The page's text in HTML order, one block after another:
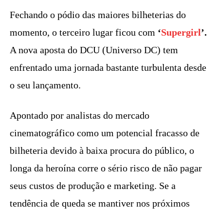
Fechando o pódio das maiores bilheterias do
momento, o terceiro lugar ficou com ‘Supergirl’.
A nova aposta do DCU (Universo DC) tem
enfrentado uma jornada bastante turbulenta desde
o seu lançamento.
Apontado por analistas do mercado
cinematográfico como um potencial fracasso de
bilheteria devido à baixa procura do público, o
longa da heroína corre o sério risco de não pagar
seus custos de produção e marketing. Se a
tendência de queda se mantiver nos próximos